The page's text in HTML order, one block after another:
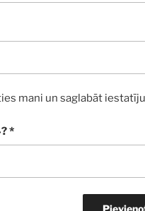
mani un saglabāt
*